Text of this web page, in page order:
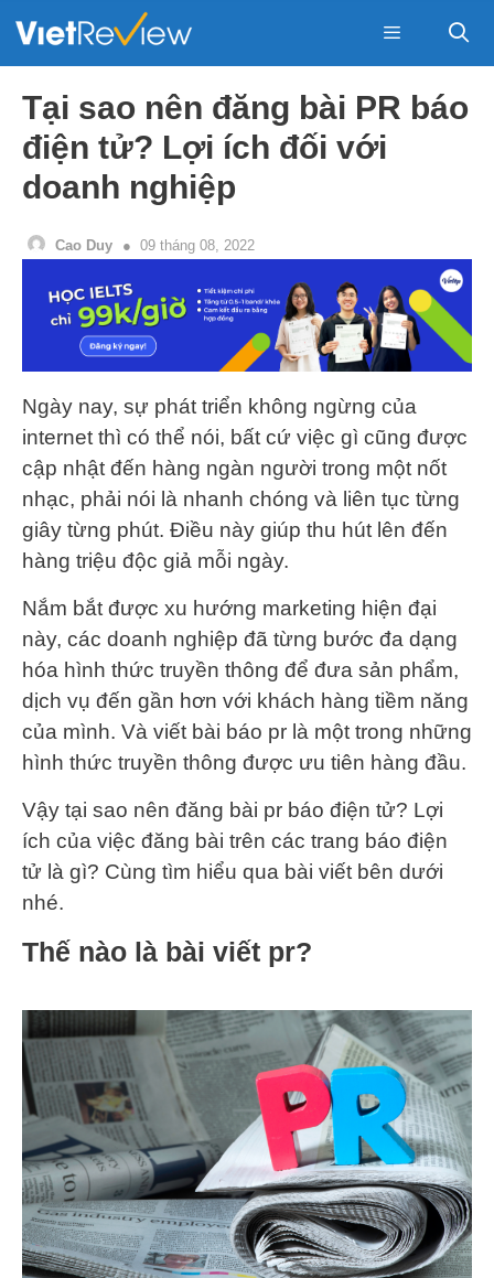
Menu
Tại sao nên đăng bài PR báo
điện tử? Lợi ích đối với
doanh nghiệp
Cao Duy 09 tháng 08, 2022
Ngày nay, sự phát triển không ngừng của
internet thì có thể nói, bất cứ việc gì cũng được
cập nhật đến hàng ngàn người trong một nốt
nhạc, phải nói là nhanh chóng và liên tục từng
giây từng phút. Điều này giúp thu hút lên đến
hàng triệu độc giả mỗi ngày.
Nắm bắt được xu hướng marketing hiện đại
này, các doanh nghiệp đã từng bước đa dạng
hóa hình thức truyền thông để đưa sản phẩm,
dịch vụ đến gần hơn với khách hàng tiềm năng
của mình. Và viết bài báo pr là một trong những
hình thức truyền thông được ưu tiên hàng đầu.
Vậy tại sao nên đăng bài pr báo điện tử? Lợi
ích của việc đăng bài trên các trang báo điện
tử là gì? Cùng tìm hiểu qua bài viết bên dưới
nhé.
Thế nào là bài viết pr?